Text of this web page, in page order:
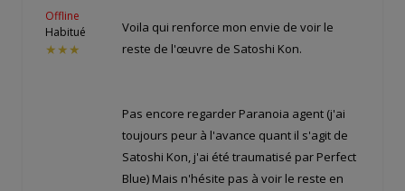
Offline
Habitué
★★★
Voila qui renforce mon envie de voir le
reste de l'œuvre de Satoshi Kon.
Pas encore regarder Paranoia agent (j'ai
toujours peur à l'avance quant il s'agit de
Satoshi Kon, j'ai été traumatisé par Perfect
Blue) Mais n'hésite pas à voir le reste en